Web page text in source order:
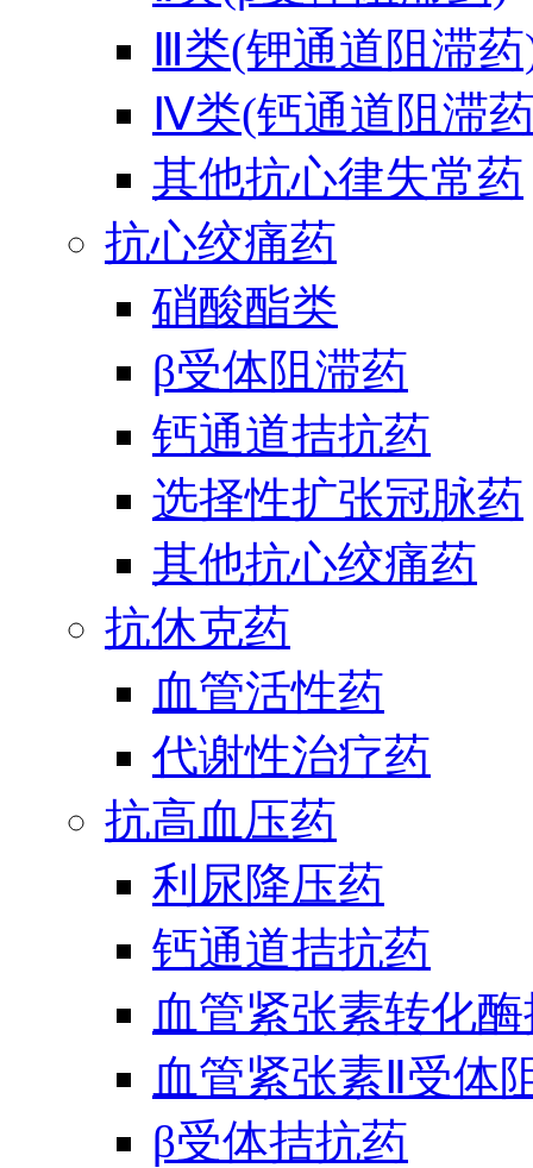
Ⅲ类(钾通道阻滞
Ⅳ类(钙通道阻滞
其他抗心律失常药
抗心绞痛药
硝酸酯类
β受体阻滞药
钙通道拮抗药
选择性扩张冠脉药
其他抗心绞痛药
抗休克药
血管活性药
代谢性治疗药
抗高血压药
利尿降压药
钙通道拮抗药
血管紧张素转化
血管紧张素Ⅱ受体
β受体拮抗药